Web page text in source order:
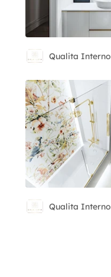
Qualita Interno
Qualita Interno